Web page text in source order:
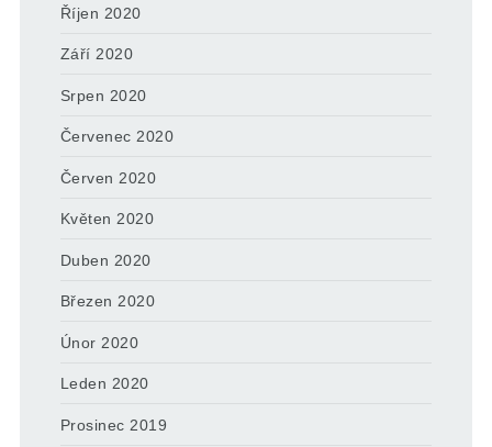
Říjen 2020
Září 2020
Srpen 2020
Červenec 2020
Červen 2020
Květen 2020
Duben 2020
Březen 2020
Únor 2020
Leden 2020
Prosinec 2019